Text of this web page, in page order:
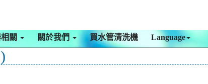
關 關於我們 買水管清洗機 Language